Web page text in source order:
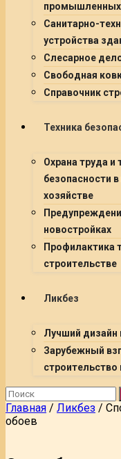
промышленных
Санитарно-
устройства
Слесарное
Свободная
Справочник
Техника
Охрана труда и
безопасности
хозяйстве
новостройках
Профилактика
строительстве
Ликбез
Лучший дизайн
Зарубежный
строительство
Главная / Ликбез /
обоев